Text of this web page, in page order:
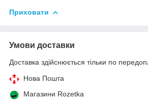
Приховати
Умови доставки
Доставка здійснюється тільки по
Нова Пошта
Магазини Rozetka